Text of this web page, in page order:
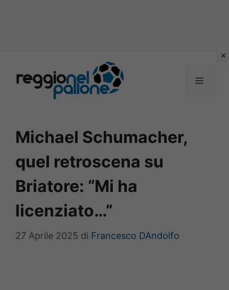
contenuto
MENU
Michael Schumacher,
quel retroscena su
Briatore: “Mi ha
licenziato…”
27 Aprile 2025 di Francesco DAndolfo